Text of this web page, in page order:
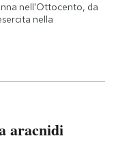
nell'Ottocento, da
nella
aracnidi